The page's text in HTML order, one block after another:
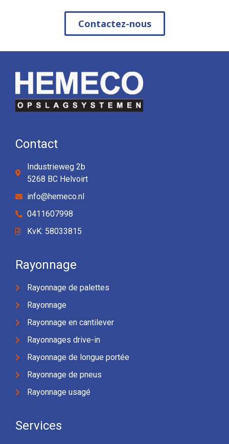
Contactez-nous
Contact
Industrieweg 2b
5268 BC Helvoirt
info@hemeco.nl
0411607998
KvK: 58033815
Rayonnage
Rayonnage de palettes
Rayonnage
Rayonnage en cantilever
Rayonnages drive-in
Rayonnage de longue portée
Rayonnage de pneus
Rayonnage usagé
Services